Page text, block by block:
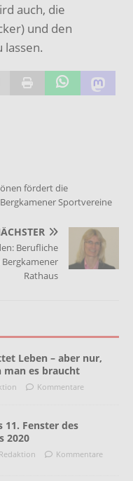
auch, die
und den
lassen.
fördert die
Sportvereine
Berufliche
Rathaus
Leben – aber nur,
man es braucht
Kommentare
11. Fenster des
2020
Redaktion
Kommentare